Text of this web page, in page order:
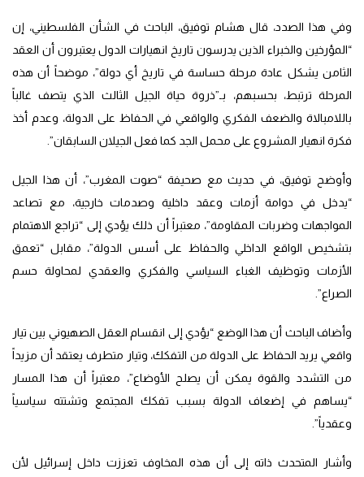
وفي هذا الصدد، قال هشام توفيق، الباحث في الشأن الفلسطيني، إن
“المؤرخين والخبراء الذين يدرسون تاريخ انهيارات الدول يعتبرون أن العقد
الثامن يشكل عادة مرحلة حساسة في تاريخ أي دولة”، موضحاً أن هذه
المرحلة ترتبط، بحسبهم، بـ”ذروة حياة الجيل الثالث الذي يتصف غالباً
باللامبالاة والضعف الفكري والواقعي في الحفاظ على الدولة، وعدم أخذ
فكرة انهيار المشروع على محمل الجد كما فعل الجيلان السابقان”.
وأوضح توفيق، في حديث مع صحيفة “صوت المغرب”، أن هذا الجيل
“يدخل في دوامة أزمات وعقد داخلية وصدمات خارجية، مع تصاعد
المواجهات وضربات المقاومة”، معتبراً أن ذلك يؤدي إلى “تراجع الاهتمام
بتشخيص الواقع الداخلي والحفاظ على أسس الدولة”، مقابل “تعمق
الأزمات وتوظيف الغباء السياسي والفكري والعقدي لمحاولة حسم
الصراع”.
وأضاف الباحث أن هذا الوضع “يؤدي إلى انقسام العقل الصهيوني بين تيار
واقعي يريد الحفاظ على الدولة من التفكك، وتيار متطرف يعتقد أن مزيداً
من التشدد والقوة يمكن أن يصلح الأوضاع”، معتبراً أن هذا المسار
“يساهم في إضعاف الدولة بسبب تفكك المجتمع وتشتته سياسياً
وعقدياً”.
وأشار المتحدث ذاته إلى أن هذه المخاوف تعززت داخل إسرائيل لأن